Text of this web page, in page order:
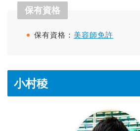
保有資格
保有資格： 美容師免許
小村稜